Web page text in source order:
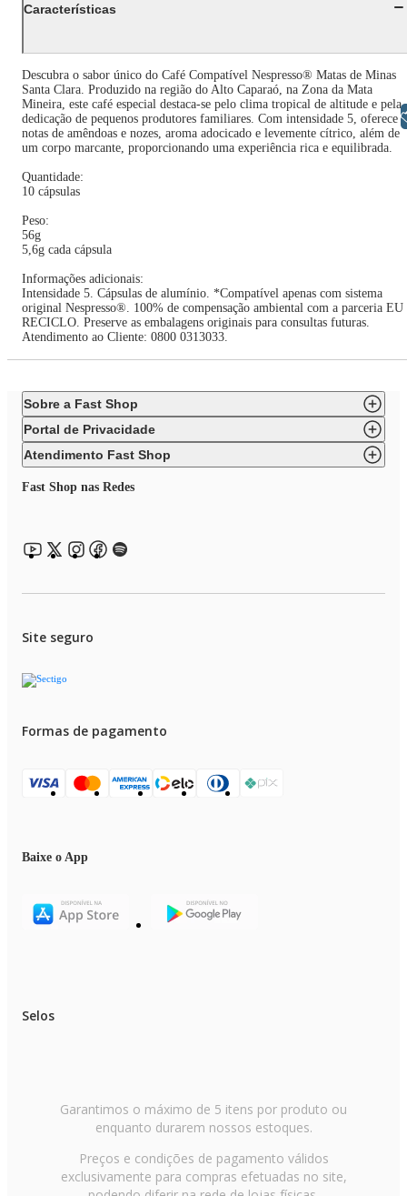
Características
Descubra o sabor único do Café Compatível Nespresso® Matas de Minas
Santa Clara. Produzido na região do Alto Caparaó, na Zona da Mata
Mineira, este café especial destaca-se pelo clima tropical de altitude e pela
dedicação de pequenos produtores familiares. Com intensidade 5, oferece
notas de amêndoas e nozes, aroma adocicado e levemente cítrico, além de
um corpo marcante, proporcionando uma experiência rica e equilibrada.
Quantidade:
10 cápsulas
Peso:
56g
5,6g cada cápsula
Informações adicionais:
Intensidade 5. Cápsulas de alumínio. *Compatível apenas com sistema
original Nespresso®. 100% de compensação ambiental com a parceria EU
RECICLO. Preserve as embalagens originais para consultas futuras.
Atendimento ao Cliente: 0800 0313033.
Sobre a Fast Shop
Portal de Privacidade
Atendimento Fast Shop
Fast Shop nas Redes
Site seguro
Formas de pagamento
Baixe o App
Selos
Garantimos o máximo de 5 itens por produto ou
enquanto durarem nossos estoques.
Preços e condições de pagamento válidos
exclusivamente para compras efetuadas no site,
Libras